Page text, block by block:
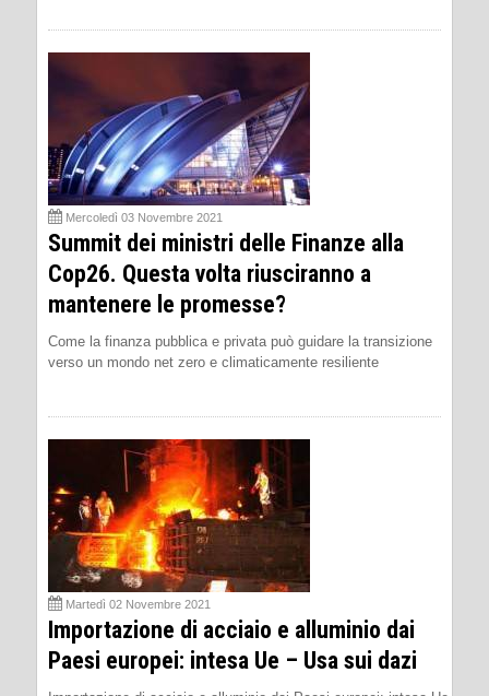
Mercoledì 03 Novembre 2021
Summit dei ministri delle Finanze alla
Cop26. Questa volta riusciranno a
mantenere le promesse?
Come la finanza pubblica e privata può guidare la transizione
verso un mondo net zero e climaticamente resiliente
Martedì 02 Novembre 2021
Importazione di acciaio e alluminio dai
Paesi europei: intesa Ue – Usa sui dazi